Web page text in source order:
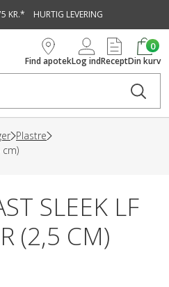
KR.* HURTIG LEVERING
Find apotekLog indRecept
0
Din kurv
Plastre
cm)
SLEEK LF
(2,5 CM)